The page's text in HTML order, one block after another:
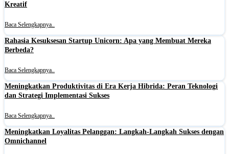
Kreatif
Baca Selengkapnya..
Rahasia Kesuksesan Startup Unicorn: Apa yang Membuat Mereka
Berbeda?
Baca Selengkapnya..
Meningkatkan Produktivitas di Era Kerja Hibrida: Peran Teknologi
dan Strategi Implementasi Sukses
Baca Selengkapnya..
Meningkatkan Loyalitas Pelanggan: Langkah-Langkah Sukses dengan
Omnichannel